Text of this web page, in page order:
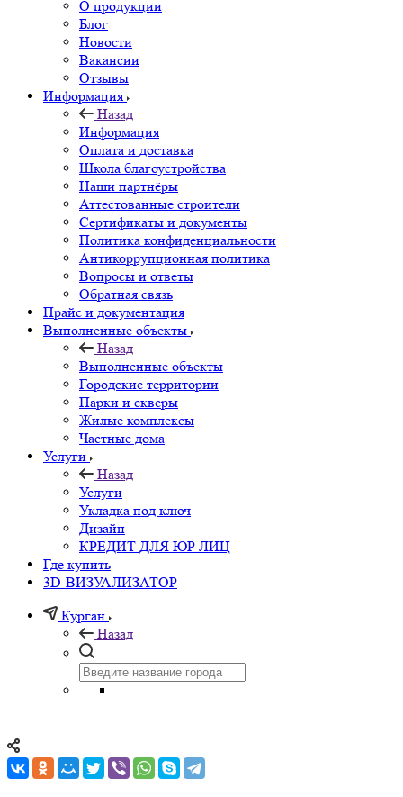
О продукции
Блог
Новости
Вакансии
Отзывы
Информация
Назад
Информация
Оплата и доставка
Школа благоустройства
Наши партнёры
Аттестованные строители
Сертификаты и документы
Политика конфиденциальности
Антикоррупционная политика
Вопросы и ответы
Обратная связь
Прайс и документация
Выполненные объекты
Назад
Выполненные объекты
Городские территории
Парки и скверы
Жилые комплексы
Частные дома
Услуги
Назад
Услуги
Укладка под ключ
Дизайн
КРЕДИТ ДЛЯ ЮР ЛИЦ
Где купить
3D-ВИЗУАЛИЗАТОР
Курган
Назад